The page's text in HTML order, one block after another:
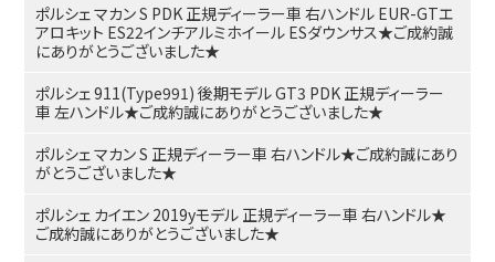
ポルシェ マカン S PDK 正規ディーラー車 右ハンドル EUR-GTエ
アロキット ES22インチアルミホイール ESダウンサス★ご成約誠
にありがとうございました★
ポルシェ 911(Type991) 後期モデル GT3 PDK 正規ディーラー
車 左ハンドル★ご成約誠にありがとうございました★
ポルシェ マカン S 正規ディーラー車 右ハンドル★ご成約誠にあり
がとうございました★
ポルシェ カイエン 2019yモデル 正規ディーラー車 右ハンドル★
ご成約誠にありがとうございました★